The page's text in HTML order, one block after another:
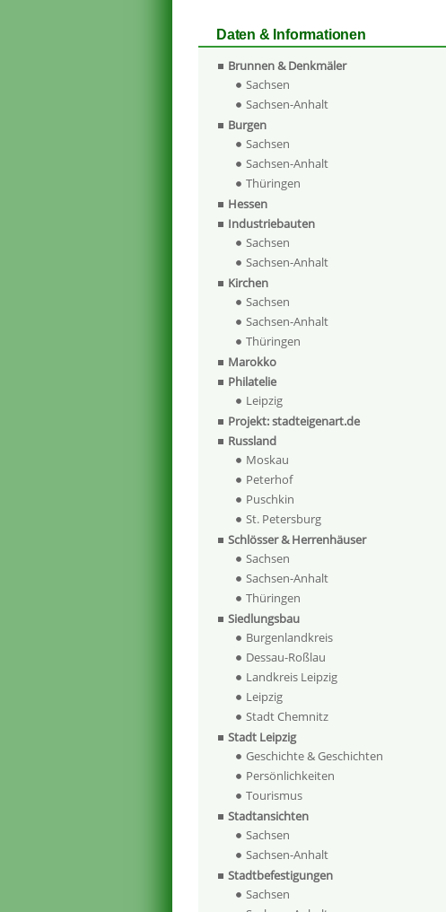
Daten & Informationen
Brunnen & Denkmäler
Sachsen
Sachsen-Anhalt
Burgen
Sachsen
Sachsen-Anhalt
Thüringen
Hessen
Industriebauten
Sachsen
Sachsen-Anhalt
Kirchen
Sachsen
Sachsen-Anhalt
Thüringen
Marokko
Philatelie
Leipzig
Projekt: stadteigenart.de
Russland
Moskau
Peterhof
Puschkin
St. Petersburg
Schlösser & Herrenhäuser
Sachsen
Sachsen-Anhalt
Thüringen
Siedlungsbau
Burgenlandkreis
Dessau-Roßlau
Landkreis Leipzig
Leipzig
Stadt Chemnitz
Stadt Leipzig
Geschichte & Geschichten
Persönlichkeiten
Tourismus
Stadtansichten
Sachsen
Sachsen-Anhalt
Stadtbefestigungen
Sachsen